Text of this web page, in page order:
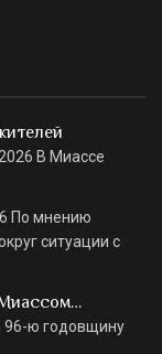
В Миассе
По мнению
ситуации с
96-ю годовщину